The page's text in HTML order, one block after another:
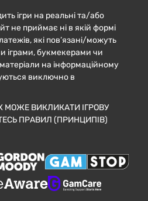
ігри на реальні та/або
не приймає ні в якій формі
які пов’язані/можуть
іграми, букмекерами чи
на інформаційному
виключно в
МОЖЕ ВИКЛИКАТИ ІГРОВУ
ПРАВИЛ (ПРИНЦИПІВ)